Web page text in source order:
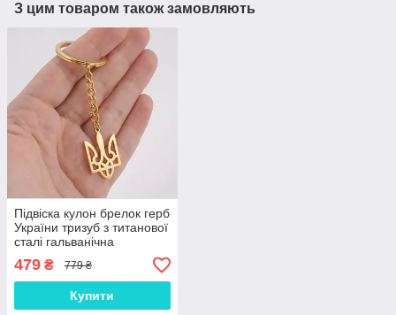
З цим товаром також замовляють
Підвіска кулон брелок герб
України тризуб з титанової
сталі гальванічна
карат (19,9*30,2мм)
479 ₴ 779 ₴
Купити